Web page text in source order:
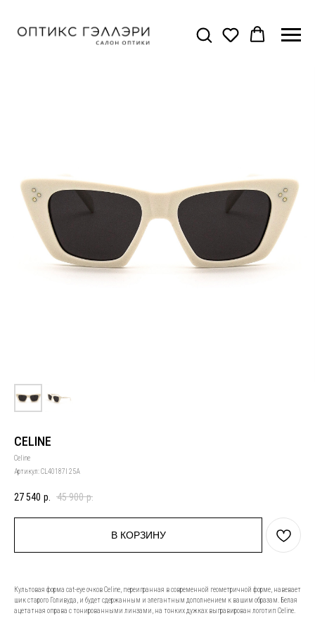
CELINE
Celine
Артикул:CL40187I 25A
27 540 р. 45 900 р.
В КОРЗИНУ
Культовая форма cat-eye очков Celine, переигранная в современной геометричной форме, навевает
шик старого Голивуда, и будет сдержанным и элегантным дополнением к вашим образам. Белая
ацетатная оправа с тонированными линзами, на тонких дужках выгравирован логотип Celine.